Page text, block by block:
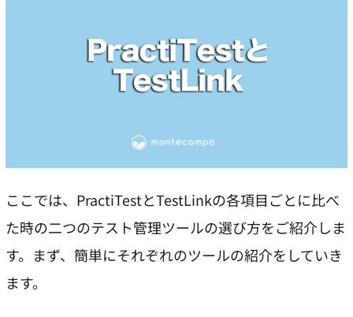
ここでは、PractiTestとTestLinkの各項目ごとに比べ
た時の二つのテスト管理ツールの選び方をご紹介しま
す。まず、簡単にそれぞれのツールの紹介をしていき
ます。